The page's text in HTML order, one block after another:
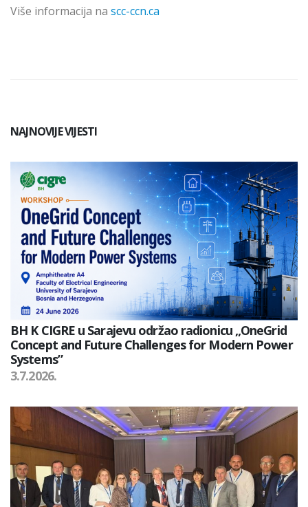
Više informacija na scc-ccn.ca
NAJNOVIJE VIJESTI
BH K CIGRE u Sarajevu održao radionicu „OneGrid
Concept and Future Challenges for Modern Power
Systems”
3.7.2026.